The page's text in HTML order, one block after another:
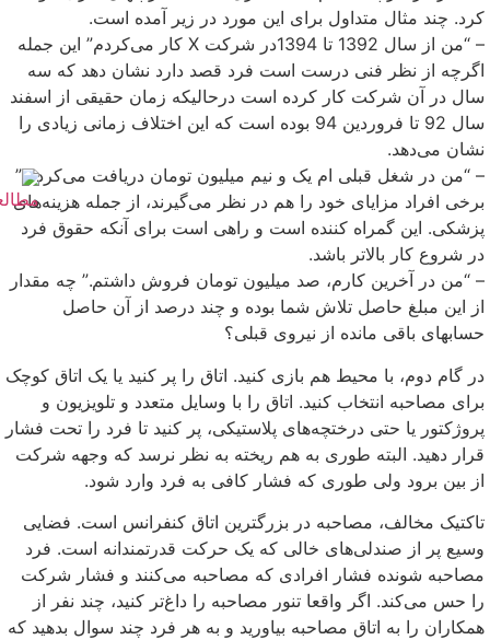
کرد. چند مثال متداول برای این مورد در زیر آمده است.
– “من از سال 1392 تا 1394در شرکت X کار می‌کردم” این جمله
اگرچه از نظر فنی درست است فرد قصد دارد نشان دهد که سه
سال در آن شرکت کار کرده است درحالیکه زمان حقیقی از اسفند
سال 92 تا فروردین 94 بوده است که این اختلاف زمانی زیادی را
نشان می‌دهد.
– “من در شغل قبلی ام یک و نیم میلیون تومان دریافت می‌کردم.”
برخی افراد مزایای خود را هم در نظر می‌گیرند، از جمله هزینه‌های
پزشکی. این گمراه کننده است و راهی است برای آنکه حقوق فرد
در شروع کار بالاتر باشد.
– “من در آخرین کارم، صد میلیون تومان فروش داشتم.” چه مقدار
از این مبلغ حاصل تلاش شما بوده و چند درصد از آن حاصل
حسابهای باقی مانده از نیروی قبلی؟
در گام دوم، با محیط هم بازی کنید. اتاق را پر کنید یا یک اتاق کوچک
برای مصاحبه انتخاب کنید. اتاق را با وسایل متعدد و تلویزیون و
پروژکتور یا حتی درختچه‌های پلاستیکی، پر کنید تا فرد را تحت فشار
قرار دهید. البته طوری به هم ریخته به نظر نرسد که وجهه شرکت
از بین برود ولی طوری که فشار کافی به فرد وارد شود.
تاکتیک مخالف، مصاحبه در بزرگترین اتاق کنفرانس است. فضایی
وسیع پر از صندلی‌های خالی که یک حرکت قدرتمندانه است. فرد
مصاحبه شونده فشار افرادی که مصاحبه می‌کنند و فشار شرکت
را حس می‌کند. اگر واقعا تنور مصاحبه را داغ‌تر کنید، چند نفر از
همکاران را به اتاق مصاحبه بیاورید و به هر فرد چند سوال بدهید که